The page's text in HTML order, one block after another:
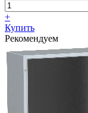
+
Купить
Рекомендуем